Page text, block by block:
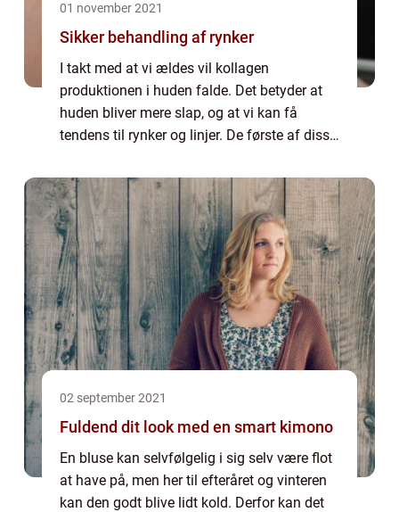
01 november 2021
Sikker behandling af rynker
I takt med at vi ældes vil kollagen
produktionen i huden falde. Det betyder at
huden bliver mere slap, og at vi kan få
tendens til rynker og linjer. De første af disse
grund af ansigtets mimik. Rynker kan være
væ...
02 september 2021
Fuldend dit look med en smart kimono
En bluse kan selvfølgelig i sig selv være flot
at have på, men her til efteråret og vinteren
kan den godt blive lidt kold. Derfor kan det